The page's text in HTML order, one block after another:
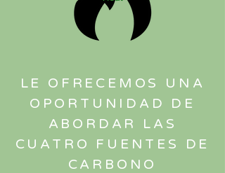
LE OFRECEMOS UNA
OPORTUNIDAD DE
ABORDAR LAS
CUATRO FUENTES DE
CARBONO